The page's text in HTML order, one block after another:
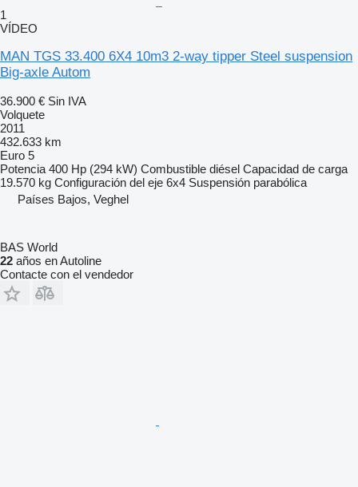
1
VÍDEO
MAN TGS 33.400 6X4 10m3 2-way tipper Steel suspension
Big-axle Autom
36.900 € Sin IVA
Volquete
2011
432.633 km
Euro 5
Potencia 400 Hp (294 kW) Combustible diésel Capacidad de carga
19.570 kg Configuración del eje 6x4 Suspensión parabólica
Países Bajos, Veghel
BAS World
22 años en Autoline
Contacte con el vendedor